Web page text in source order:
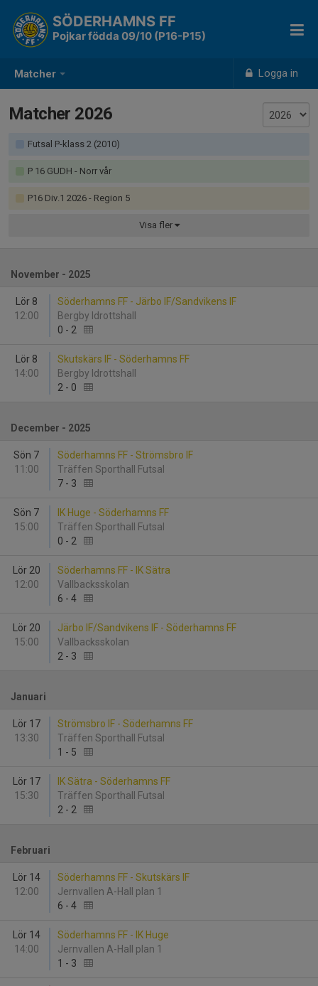
Matcher Logga in
SÖDERHAMNS FF
Pojkar födda 09/10 (P16-P15)
Matcher 2026
Futsal P-klass 2 (2010)
P 16 GUDH - Norr vår
P16 Div.1 2026 - Region 5
Visa fler
November - 2025
Lör 8
12:00
Söderhamns FF - Järbo IF/Sandvikens IF
Bergby Idrottshall
0 - 2
Lör 8
14:00
Skutskärs IF - Söderhamns FF
Bergby Idrottshall
2 - 0
December - 2025
Sön 7
11:00
Söderhamns FF - Strömsbro IF
Träffen Sporthall Futsal
7 - 3
Sön 7
15:00
IK Huge - Söderhamns FF
Träffen Sporthall Futsal
0 - 2
Lör 20
12:00
Söderhamns FF - IK Sätra
Vallbacksskolan
6 - 4
Lör 20
15:00
Järbo IF/Sandvikens IF - Söderhamns FF
Vallbacksskolan
2 - 3
Januari
Lör 17
13:30
Strömsbro IF - Söderhamns FF
Träffen Sporthall Futsal
1 - 5
Lör 17
15:30
IK Sätra - Söderhamns FF
Träffen Sporthall Futsal
2 - 2
Februari
Lör 14
12:00
Söderhamns FF - Skutskärs IF
Jernvallen A-Hall plan 1
6 - 4
Lör 14
14:00
Söderhamns FF - IK Huge
Jernvallen A-Hall plan 1
1 - 3